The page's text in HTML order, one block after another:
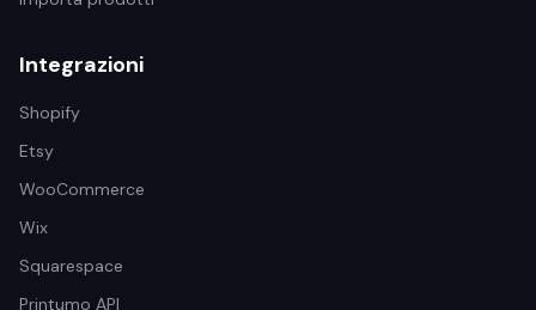
Integrazioni
Shopify
Etsy
WooCommerce
Wix
Squarespace
Printumo API